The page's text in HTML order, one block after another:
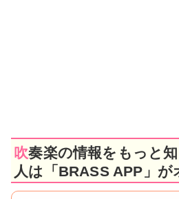
吹奏楽の情報をもっと知りたい！そんな
人は「BRASS APP」が